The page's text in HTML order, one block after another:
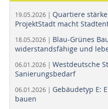
19.05.2026 | Quartiere
ProjektStadt macht
18.05.2026 | Blau-Grünes
widerstandsfähige und
06.01.2026 | Westdeutsche
Sanierungsbedarf
06.01.2026 | Gebäudetyp E:
bauen